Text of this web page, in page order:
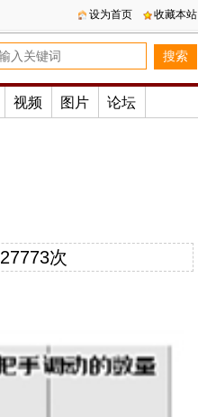
设为首页 收藏本站
视频 图片 论坛
27773次